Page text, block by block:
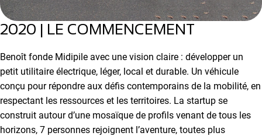
2020 | LE COMMENCEMENT
Benoît fonde Midipile avec une vision claire : développer un
petit utilitaire électrique, léger, local et durable. Un véhicule
conçu pour répondre aux défis contemporains de la mobilité, en
respectant les ressources et les territoires. La startup se
construit autour d’une mosaïque de profils venant de tous les
horizons, 7 personnes rejoignent l’aventure, toutes plus